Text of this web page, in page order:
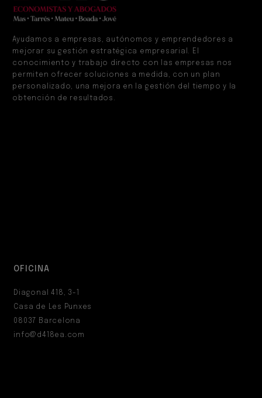
Ayudamos a empresas, autónomos y emprendedores a
mejorar su gestión estratégica empresarial. El
conocimiento y trabajo directo con las empresas nos
permiten ofrecer soluciones a medida, con un plan
personalizado, una mejora en la gestión del tiempo y la
obtención de resultados.
OFICINA
Diagonal 418, 3-1
Casa de Les Punxes
08037 Barcelona
info@d418ea.com